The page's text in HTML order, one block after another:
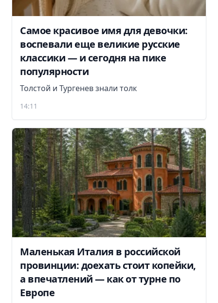
Самое красивое имя для девочки:
воспевали еще великие русские
классики — и сегодня на пике
популярности
Толстой и Тургенев знали толк
14:11
Маленькая Италия в российской
провинции: доехать стоит копейки,
а впечатлений — как от турне по
Европе